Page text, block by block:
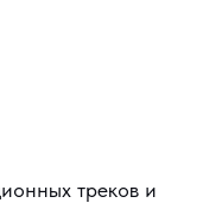
треков и